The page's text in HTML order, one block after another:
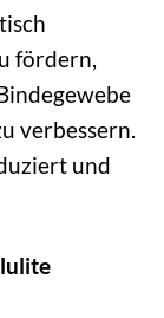
fördern,
verbessern.
und